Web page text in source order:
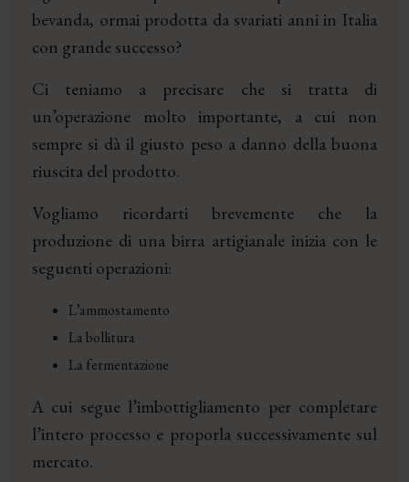
bevanda, ormai prodotta da svariati anni in Italia
con grande successo?
Ci teniamo a precisare che si tratta di
un’operazione molto importante, a cui non
sempre si dà il giusto peso a danno della buona
riuscita del prodotto.
Vogliamo ricordarti brevemente che la
produzione di una birra artigianale inizia con le
seguenti operazioni:
L’ammostamento
La bollitura
La fermentazione
A cui segue l’imbottigliamento per completare
l’intero processo e proporla successivamente sul
mercato.